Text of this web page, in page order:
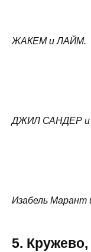
ЖАКЕМ и ЛАЙМ.
ДЖИЛ САНДЕР
Изабель
5.